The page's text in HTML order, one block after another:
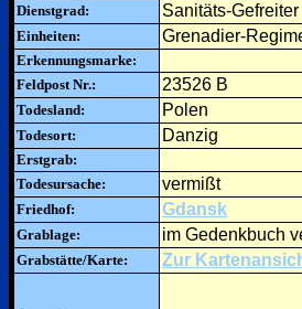
Dienstgrad: Sanitäts-Gefreiter
Einheiten: Grenadier-
Erkennungsmarke:
Feldpost Nr.:
23526 B
Todesland: Polen
Todesort: Danzig
Erstgrab:
Todesursache:
vermißt
Friedhof: Gdansk
Grablage: im Gedenkbuch
Grabstätte/Karte: Zur